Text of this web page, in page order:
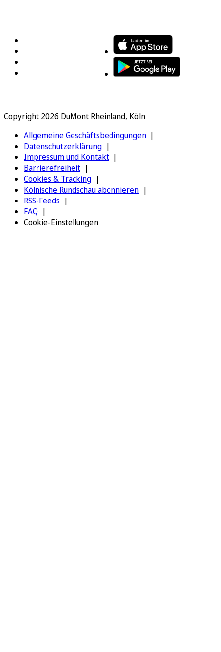
Copyright 2026 DuMont Rheinland, Köln
Allgemeine Geschäftsbedingungen
Datenschutzerklärung
Impressum und Kontakt
Barrierefreiheit
Cookies & Tracking
Kölnische Rundschau abonnieren
RSS-Feeds
FAQ
Cookie-Einstellungen